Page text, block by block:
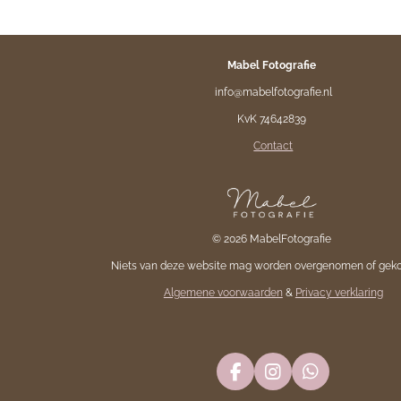
Mabel Fotografie
info@mabelfotografie.nl
KvK 74642839
Contact
© 2026 MabelFotografie
Niets van deze website mag worden overgenomen of
Algemene voorwaarden& Privacy verklaring
F
A
I
N
W
H